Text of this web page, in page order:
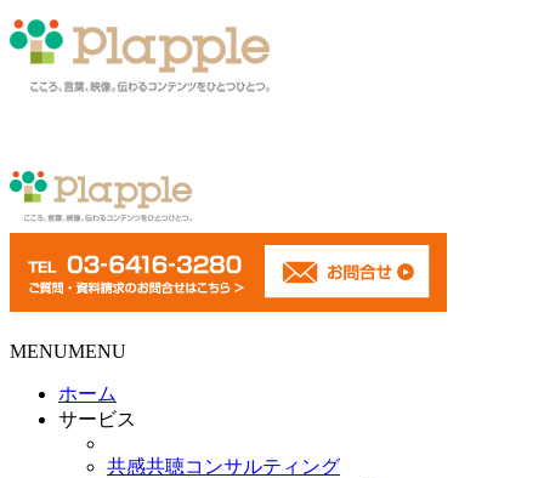
MENUMENU
ホーム
サービス
共感共聴コンサルティング